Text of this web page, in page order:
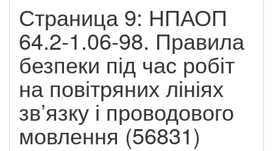
Страница 9: НПАОП
64.2-1.06-98. Правила
безпеки під час робіт
на повітряних лініях
зв’язку і проводового
мовлення (56831)